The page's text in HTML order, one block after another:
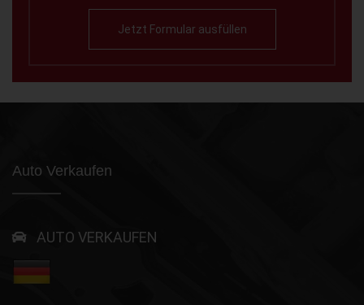
Jetzt Formular ausfüllen
Auto Verkaufen
AUTO VERKAUFEN